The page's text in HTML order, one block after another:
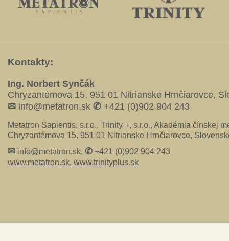
Kontakty:
Ing. Norbert Synčák
Chryzantémova 15, 951 01 Nitrianske Hrnčiarovce,
✉ info@metatron.sk ✆ +421 (0)902 904 243
Metatron Sapientis, s.r.o., Trinity +, s.r.o., Akadémia čínskej
Chryzantémova 15, 951 01 Nitrianske Hrnčiarovce,
✉ info@metatron.sk, ✆ +421 (0)902 904 243
www.metatron.sk, www.trinityplus.sk